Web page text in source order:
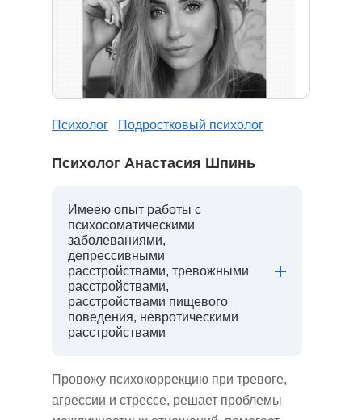
Психолог Подростковый психолог
Психолог Анастасия Шпинь
Имеею опыт работы с
психосоматическими
заболеваниями,
депрессивными
расстройствами, тревожными
расстройствами,
расстройствами пищевого
поведения, невротическими
расстройствами
Провожу психокоррекцию при тревоге,
агрессии и стрессе, решает проблемы